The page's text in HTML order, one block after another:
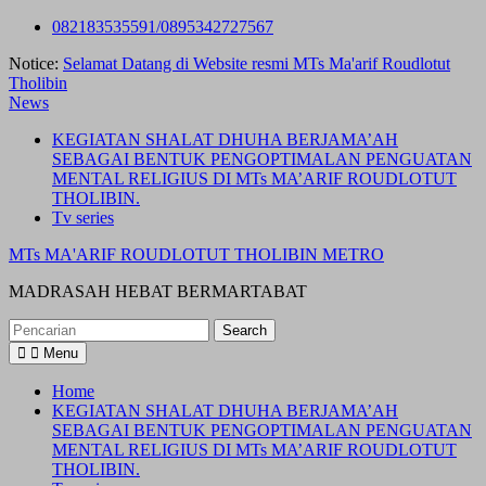
Skip
content
082183535591/0895342727567
Notice: Selamat Datang di Website resmi MTs Ma'arif Roudlotut
Tholibin
News
KEGIATAN SHALAT DHUHA BERJAMA’AH
SEBAGAI BENTUK PENGOPTIMALAN PENGUATAN
MENTAL RELIGIUS DI MTs MA’ARIF ROUDLOTUT
THOLIBIN.
Tv series
MTs MA'ARIF ROUDLOTUT THOLIBIN METRO
MADRASAH HEBAT BERMARTABAT
Search
for:
Menu
Home
KEGIATAN SHALAT DHUHA BERJAMA’AH
SEBAGAI BENTUK PENGOPTIMALAN PENGUATAN
MENTAL RELIGIUS DI MTs MA’ARIF ROUDLOTUT
THOLIBIN.